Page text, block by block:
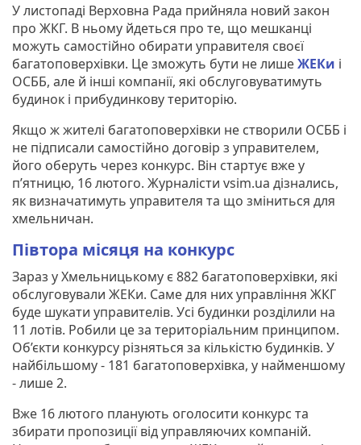
У листопаді Верховна Рада прийняла новий закон
про ЖКГ. В ньому йдеться про те, що мешканці
можуть самостійно обирати управителя своєї
багатоповерхівки. Це зможуть бути не лишеЖЕКи і
ОСББ, але й інші компанії, які обслуговуватимуть
будинок і прибудинкову територію.
Якщо ж жителі багатоповерхівки не створили ОСББ і
не підписали самостійно договір з управителем,
його оберуть через конкурс. Він стартує вже у
п’ятницю, 16 лютого. Журналісти vsim.ua дізнались,
як визначатимуть управителя та що зміниться для
хмельничан.
Півтора місяця на конкурс
Зараз у Хмельницькому є 882 багатоповерхівки, які
обслуговували ЖЕКи. Саме для них управління ЖКГ
буде шукати управителів. Усі будинки розділили на
11 лотів. Робили це за територіальним принципом.
Об’єкти конкурсу різняться за кількістю будинків. У
найбільшому - 181 багатоповерхівка, у найменшому
- лише 2.
Вже 16 лютого планують оголосити конкурс та
збирати пропозиції від управляючих компаній.